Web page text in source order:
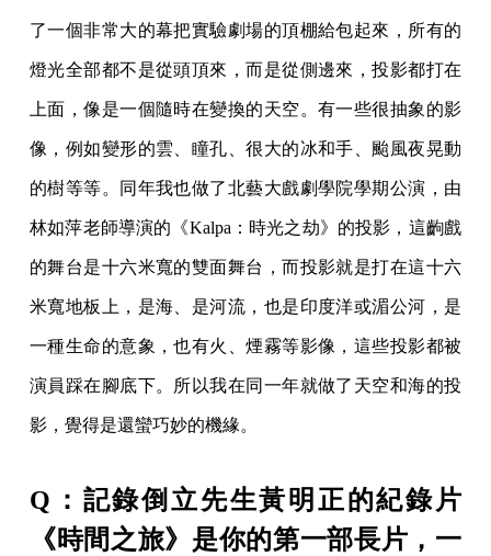
了一個非常大的幕把實驗劇場的頂棚給包起來，所有的
燈光全部都不是從頭頂來，而是從側邊來，投影都打在
上面，像是一個隨時在變換的天空。有一些很抽象的影
像，例如變形的雲、瞳孔、很大的冰和手、颱風夜晃動
的樹等等。同年我也做了北藝大戲劇學院學期公演，由
林如萍老師導演的《Kalpa：時光之劫》的投影，這齣戲
的舞台是十六米寬的雙面舞台，而投影就是打在這十六
米寬地板上，是海、是河流，也是印度洋或湄公河，是
一種生命的意象，也有火、煙霧等影像，這些投影都被
演員踩在腳底下。所以我在同一年就做了天空和海的投
影，覺得是還蠻巧妙的機緣。
Q：記錄倒立先生黃明正的紀錄片
《時間之旅》是你的第一部長片，一